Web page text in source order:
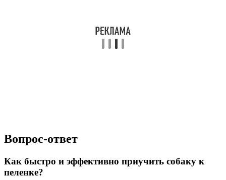
Вопрос-ответ
Как быстро и эффективно приучить собаку к
пеленке?